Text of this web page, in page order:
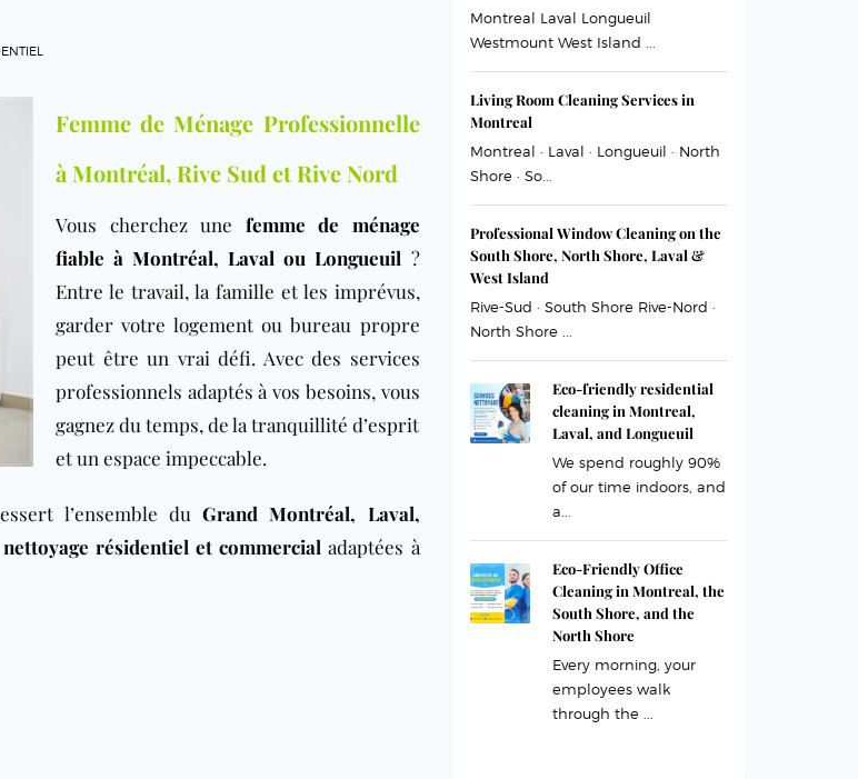
Femme de Ménage Professionnelle
à Montréal, Rive Sud et Rive Nord
Vous cherchez une femme de ménage
fiable à Montréal, Laval ou Longueuil ?
Entre le travail, la famille et les imprévus,
garder votre logement ou bureau propre
peut être un vrai défi. Avec des services
professionnels adaptés à vos besoins, vous
gagnez du temps, de la tranquillité d’esprit
et un espace impeccable.
l’ensemble duGrand Montréal, Laval,
nettoyage résidentiel et commercial adaptées à
Montreal Laval Longueuil
Westmount West Island ...
Living Room Cleaning Services in
Montreal
Montreal · Laval · Longueuil · North
Shore · So...
Professional Window Cleaning on the
South Shore, North Shore, Laval &
West Island
Rive-Sud · South Shore Rive-Nord ·
North Shore ...
Eco-friendly residential
cleaning in Montreal,
Laval, and Longueuil
We spend roughly 90%
of our time indoors, and
a...
Eco-Friendly Office
Cleaning in Montreal, the
South Shore, and the
North Shore
Every morning, your
employees walk
through the ...